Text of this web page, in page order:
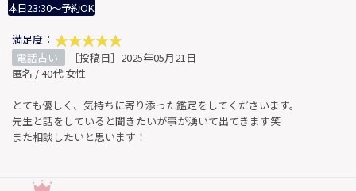
本日23:30～予約OK
満足度：
電話占い
［投稿日］2025年05月21日
匿名 / 40代 女性
とても優しく、気持ちに寄り添った鑑定をしてくださいます。
先生と話をしていると聞きたいが事が湧いて出てきます笑
また相談したいと思います！